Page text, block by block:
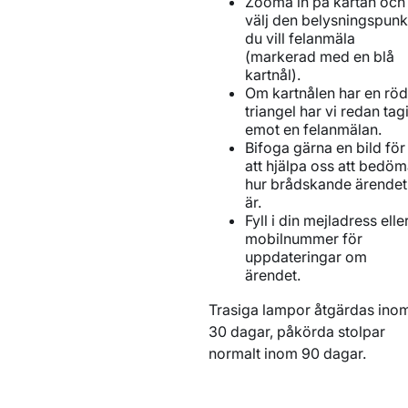
välj den
du vill felanmäla
(markerad med en blå
kartnål).
Om kartnålen har en röd
triangel har vi redan
emot en felanmälan.
Bifoga gärna en bild för
att hjälpa oss att
hur brådskande ärendet
är.
Fyll i din mejladress
mobilnummer för
uppdateringar om
ärendet.
Trasiga lampor åtgärdas
30 dagar, påkörda stolpar
normalt inom 90 dagar.